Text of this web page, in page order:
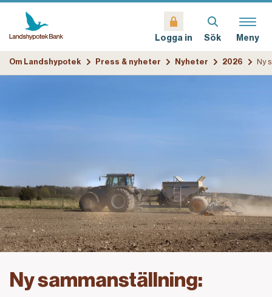
Logga in Sök Meny
Om Landshypotek Press & nyheter Nyheter 2026
Ny sammanställning: